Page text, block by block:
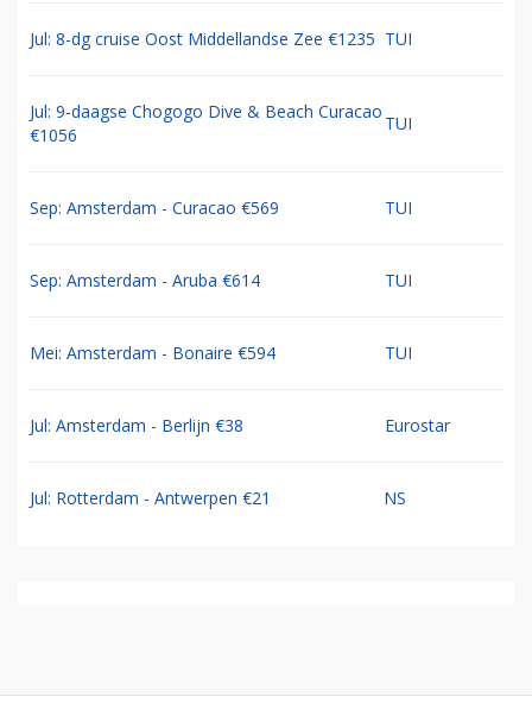
Jul: 8-dg cruise Oost Middellandse Zee €1235 TUI
Jul: 9-daagse Chogogo Dive & Beach Curacao
€1056
TUI
Sep: Amsterdam - Curacao €569 TUI
Sep: Amsterdam - Aruba €614 TUI
Mei: Amsterdam - Bonaire €594 TUI
Jul: Amsterdam - Berlijn €38 Eurostar
Jul: Rotterdam - Antwerpen €21 NS